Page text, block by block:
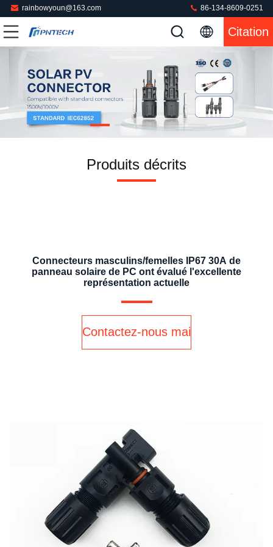
rainbowyoun@163.com 86-134-8609-0251
Citation
Produits décrits
Connecteurs masculins/femelles IP67 30A de
panneau solaire de PC ont évalué l'excellente
représentation actuelle
Contactez-nous maintenant